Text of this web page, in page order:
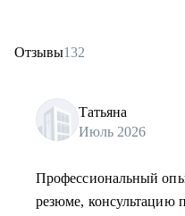
Отзывы132
Татьяна
Июль 2026
Профессиональный
резюме, консультацию